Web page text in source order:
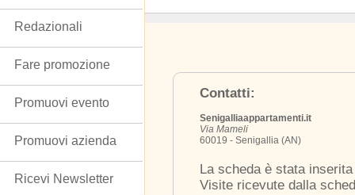
Contatti:
Senigalliaappartamenti.it
Via Mameli
60019 - Senigallia (AN)
La scheda è stata
Visite ricevute dalla
Redazionali
Fare promozione
Promuovi evento
Promuovi azienda
Ricevi Newsletter